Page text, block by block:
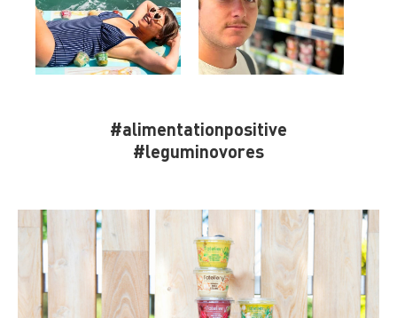
#alimentationpositive
#leguminovores